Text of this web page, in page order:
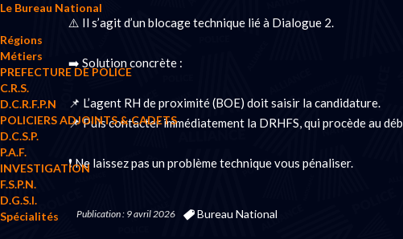
Le Bureau National
Régions
Métiers
PREFECTURE DE POLICE
C.R.S.
D.C.R.F.P.N
POLICIERS ADJOINTS & CADETS
D.C.S.P.
P.A.F.
INVESTIGATION
F.S.P.N.
D.G.S.I.
Spécialités
⚠️ Il s’agit d’un blocage technique lié à Dialogue 2.
➡️ Solution concrète :
📌 L’agent RH de proximité (BOE) doit saisir la candidature.
📌 Puis contacter immédiatement la DRHFS, qui procède au
❗ Ne laissez pas un problème technique vous pénaliser.
Publication : 9 avril 2026 Bureau National